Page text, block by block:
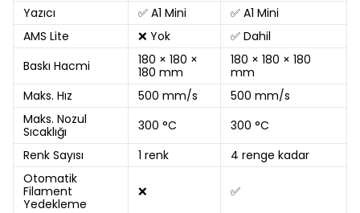
Yazıcı
✅ A1 Mini
✅ A1 Mini
AMS Lite
❌ Yok
✅ Dahil
Baskı Hacmi
180 × 180 ×
180 mm
180 × 180 × 180
mm
Maks. Hız
500 mm/s
500 mm/s
Maks. Nozul
Sıcaklığı
300 °C
300 °C
Renk Sayısı
1 renk
4 renge kadar
Otomatik
Filament
Yedekleme
❌ ✅